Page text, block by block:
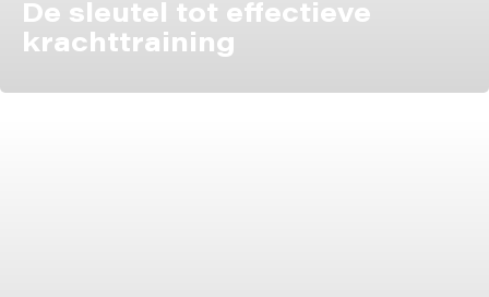
De sleutel tot effectieve
krachttraining